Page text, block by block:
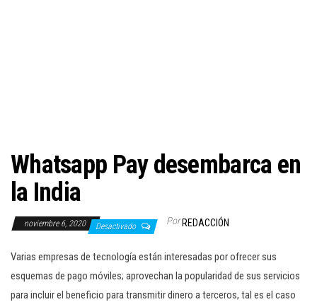
Whatsapp Pay desembarca en
la India
noviembre 6, 2020 Desactivado Por REDACCIÓN
Varias empresas de tecnología están interesadas por ofrecer sus
esquemas de pago móviles; aprovechan la popularidad de sus servicios
para incluir el beneficio para transmitir dinero a terceros, tal es el caso